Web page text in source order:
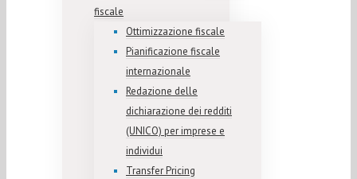
fiscale
Ottimizzazione fiscale
Pianificazione fiscale
internazionale
Redazione delle
dichiarazione dei redditi
(UNICO) per imprese e
individui
Transfer Pricing